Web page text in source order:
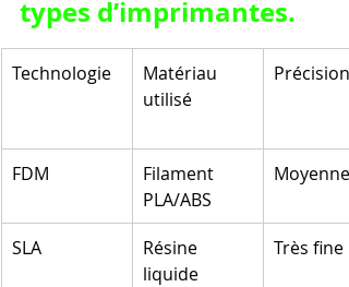
types d’imprimantes.
Technologie
Matériau
utilisé
Précision
FDM
Filament
PLA/ABS
Moyenne
SLA
Résine
liquide
Très fine